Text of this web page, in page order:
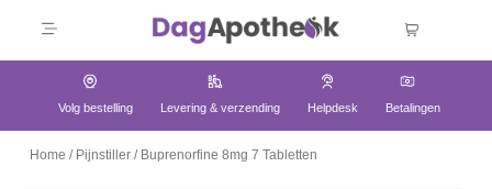
Volg bestelling Levering & verzending Helpdesk Betalingen
Home / Pijnstiller / Buprenorfine 8mg 7 Tabletten